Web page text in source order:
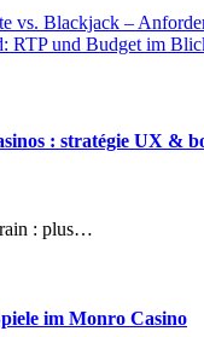
vs. Blackjack –
RTP und Budget im
: stratégie UX &
: plus…
im Monro Casino